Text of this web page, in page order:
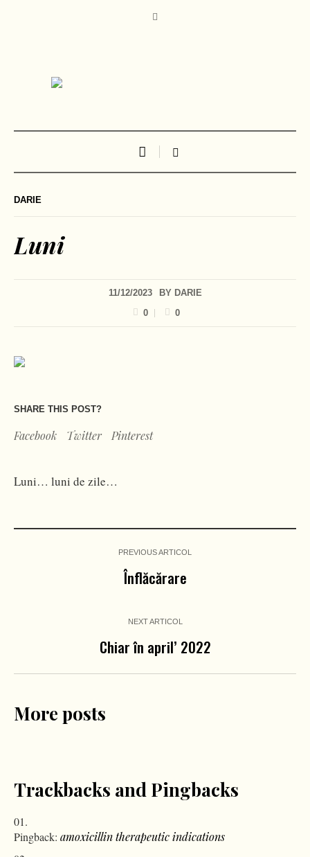
DARIE
Luni
11/12/2023 BY DARIE
0
0
SHARE THIS POST?
Facebook Twitter Pinterest
Luni… luni de zile…
PREVIOUS ARTICOL
Înflăcărare
NEXT ARTICOL
Chiar în april’ 2022
More posts
Trackbacks and Pingbacks
Pingback: amoxicillin therapeutic indications